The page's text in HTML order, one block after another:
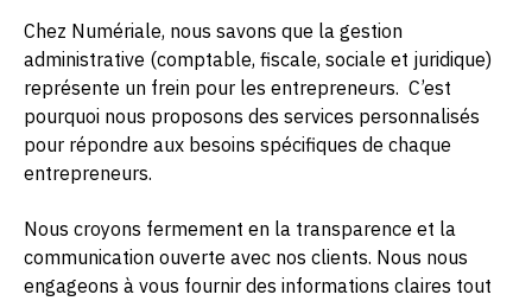
Chez Numériale, nous savons que la gestion
administrative (comptable, fiscale, sociale et juridique)
représente un frein pour les entrepreneurs. C’est
pourquoi nous proposons des services personnalisés
pour répondre aux besoins spécifiques de chaque
entrepreneurs.
Nous croyons fermement en la transparence et la
communication ouverte avec nos clients. Nous nous
engageons à vous fournir des informations claires tout